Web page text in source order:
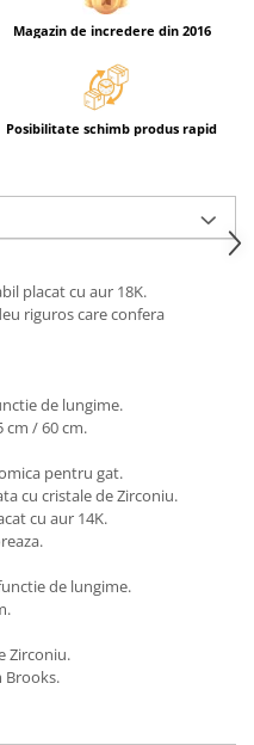
Magazin de incredere din 2016
Posibilitate schimb produs rapid
placat cu aur 18K.
riguros care confera
de lungime.
cm / 60 cm.
pentru gat.
cu cristale de Zirconiu.
cu aur 14K.
de lungime.
Zirconiu.
Brooks.